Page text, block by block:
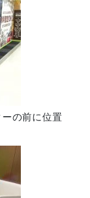
の前に位置